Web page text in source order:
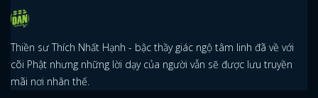
Thiền sư Thích Nhất Hạnh - bậc thầy giác ngộ tâm linh đã về với
cõi Phật nhưng những lời dạy của người vẫn sẽ được lưu truyền
mãi nơi nhân thế.